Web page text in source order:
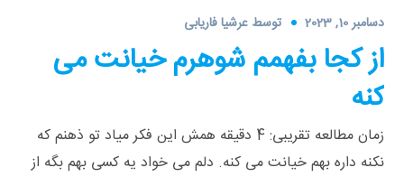
دسامبر 10, 2023 توسطعرشیا فاریابی
از کجا بفهمم شوهرم خیانت می
کنه
زمان مطالعه تقریبی: 4 دقیقه همش این فکر میاد تو ذهنم که
نکنه داره بهم خیانت می کنه. دلم می خواد یه کسی بهم بگه از